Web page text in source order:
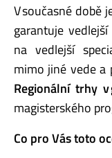
V současné době
garantuje vedlejší
na vedlejší
mimo jiné vedea
Regionální trhy
magisterského
Co pro Vás toto